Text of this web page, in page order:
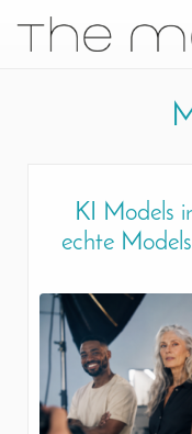
Navigation
KI Models
echte